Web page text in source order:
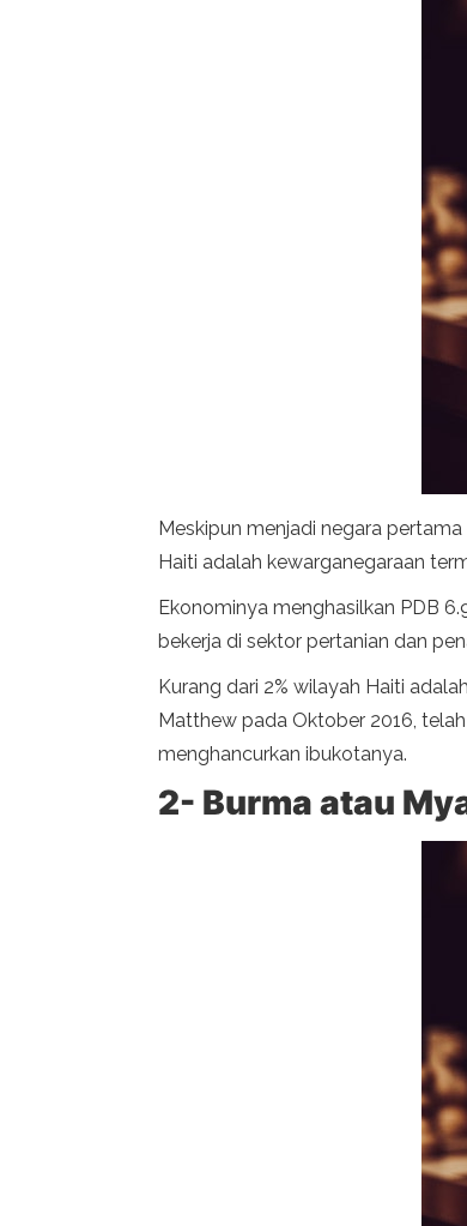
Meskipun menjadi negara
Haiti adalah kewarganegaraan
Ekonominya menghasilkan PDB
bekerja di sektor pertanian dan
Kurang dari 2% wilayah Haiti
Matthew pada Oktober 2016,
menghancurkan ibukotanya.
2- Burma atau